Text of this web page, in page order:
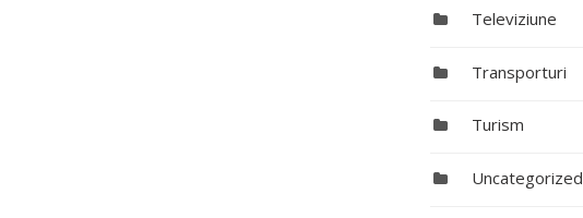
Televiziune
Transporturi
Turism
Uncategorized